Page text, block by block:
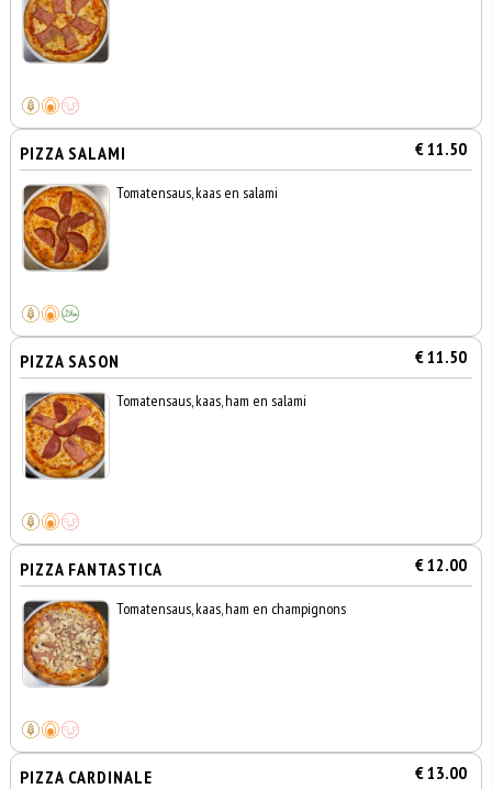
PIZZA SALAMI € 11.50
Tomatensaus, kaas en salami
PIZZA SASON € 11.50
Tomatensaus, kaas, ham en salami
PIZZA FANTASTICA € 12.00
Tomatensaus, kaas, ham en champignons
PIZZA CARDINALE € 13.00